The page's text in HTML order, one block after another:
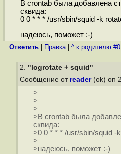
В crontab была добавлена
сквида:
0 0 * * * /usr/sbin/squid -k
надеюсь, поможет :-)
Ответить Правка| ^ к родителю #0
2. "logrotate + squid"
Сообщение от reader(ok) on
>
>
>
>В crontab была
сквида:
>0 0 * * * /usr/sbin/squid -
>
>надеюсь, поможет :-)